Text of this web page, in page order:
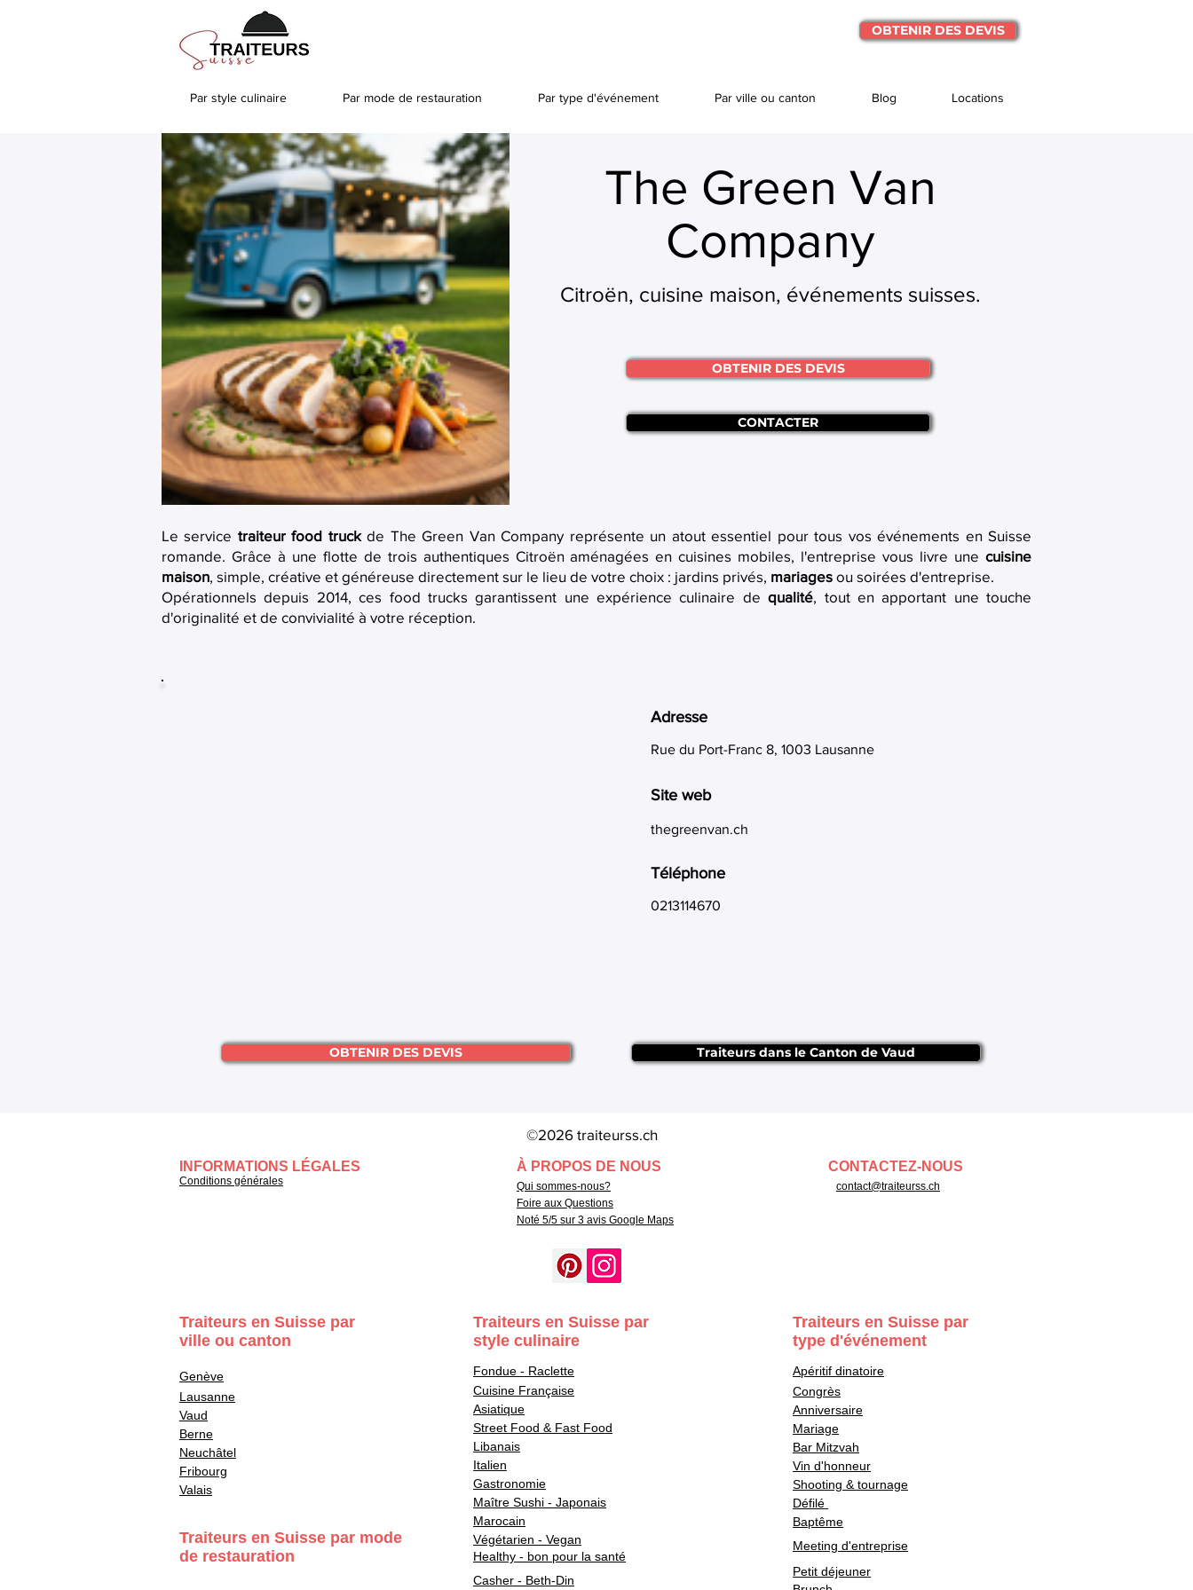
OBTENIR DES DEVIS
Par style culinaire Par mode de restauration Par type d'événement Par ville ou canton Blog Locations
The Green Van
Company
Citroën, cuisine maison, événements suisses.
OBTENIR DES DEVIS
CONTACTER
Le service traiteur food truckde The Green Van Company représente un atout essentiel pour tous vos événements en Suisse
romande. Grâce à une flotte de trois authentiques Citroën aménagées en cuisines mobiles, l'entreprise vous livre une cuisine
maison, simple, créative et généreuse directement sur le lieu de votre choix : jardins privés, mariages ou soirées d'entreprise.
Opérationnels depuis 2014, ces food trucks garantissent une expérience culinaire dequalité, tout en apportant une touche
d'originalité et de convivialité à votre réception.
Adresse
Rue du Port-Franc 8, 1003 Lausanne
Site web
thegreenvan.ch
Téléphone
0213114670
OBTENIR DES DEVIS Traiteurs dans le Canton de Vaud
©2026 traiteurss.ch
INFORMATIONS LÉGALES
Conditions générales
À PROPOS DE NOUS
Qui sommes-nous?
CONTACTEZ-NOUS
contact@traiteurss.ch
Foire aux Questions
Noté 5/5 sur 3 avis Google Maps
Traiteurs en Suisse par
ville ou canton
Genève
Lausanne
Vaud
Berne
Neuchâtel
Fribourg
Valais
Traiteurs en Suisse par
style culinaire
Fondue - Raclette
Cuisine Française
Asiatique
Street Food & Fast Food
Libanais
Italien
Gastronomie
Maître Sushi - Japonais
Marocain
Traiteurs en Suisse par mode
de restauration
Végétarien - Vegan
Healthy - bon pour la santé
Casher - Beth-Din
Traiteurs en Suisse par
type d'événement
Apéritif dinatoire
Congrès
Anniversaire
Mariage
Bar Mitzvah
Vin d'honneur
Shooting & tournage
Défilé
Baptême
Meeting d'entreprise
Petit déjeuner